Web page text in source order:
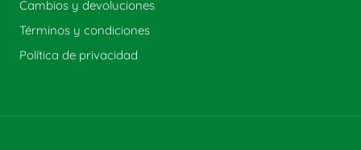
Cambios y devoluciones
Términos y condiciones
Política de privacidad